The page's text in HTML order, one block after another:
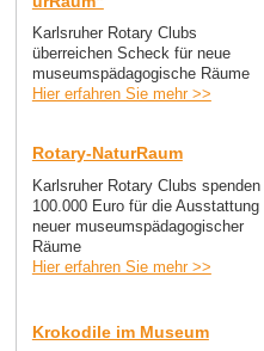
Karlsruher Rotary Clubs
überreichen Scheck für neue
museumspädagogische Räume
Hier erfahren Sie mehr >>
Rotary-NaturRaum
Karlsruher Rotary Clubs spenden
100.000 Euro für die Ausstattung
neuer museumspädagogischer
Räume
Hier erfahren Sie mehr >>
Krokodile im Museum